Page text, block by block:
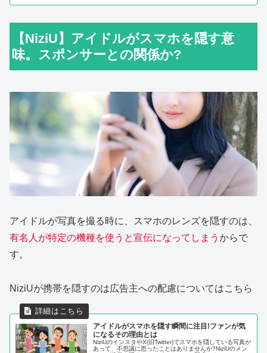
【NiziU】アイドルがスマホを隠す意
味。スポンサーとの関係か?
アイドルが写真を撮る時に、スマホのレンズを隠すのは、
有名人が特定の機種を使うと宣伝になってしまう からで
す。
NiziUが携帯を隠すのは広告主への配慮についてはこちら
アイドルがスマホを隠す瞬間に注目!ファンが気
になるその理由とは
NiziUのインスタやX(旧Twitter)でスマホを隠している写真が
あって、不思議に思ったことはありませんか?NiziUのメン